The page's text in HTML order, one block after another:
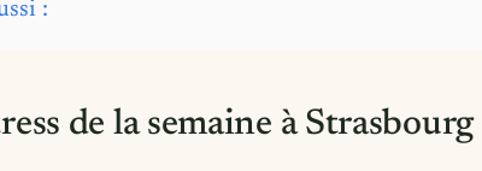
:
de la semaine à Strasbourg